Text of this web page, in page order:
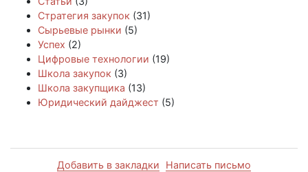
Стратегия закупок (31)
Сырьевые рынки (5)
Успех (2)
Цифровые технологии (19)
Школа закупок (3)
Школа закупщика (13)
Юридический дайджест (5)
Добавить в закладки Написать письмо